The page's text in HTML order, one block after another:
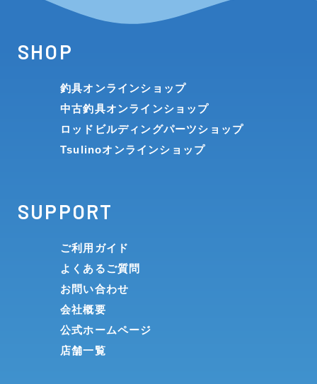
SHOP
釣具オンラインショップ
中古釣具オンラインショップ
ロッドビルディングパーツショップ
Tsulinoオンラインショップ
SUPPORT
ご利用ガイド
よくあるご質問
お問い合わせ
会社概要
公式ホームページ
店舗一覧